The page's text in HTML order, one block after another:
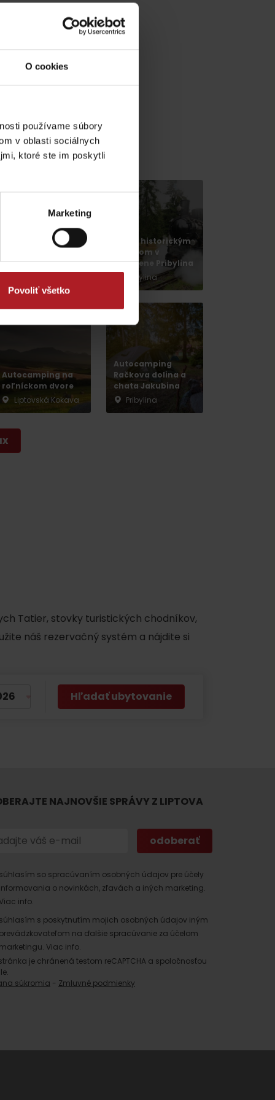
O cookies
používame súbory
v oblasti sociálnych
ktoré ste im poskytli
Marketing
Povoliť všetko
found for this source.
gh blízkosti:
Pribylina, Múzeum
liptovskej dediny –
stanica
Jazda historickým
vláčikom v
Skanzene Pribylina
Pribylina
Autocamping na
roľníckom dvore
Liptovská Kokava
Autocamping
Račkova dolina a
chata Jakubina
Pribylina
Tatier, stovky turistických chodníkov,
náš rezervačný systém a nájdite si
Hľadať ubytovanie
NAJNOVŠIE SPRÁVY Z LIPTOVA
so spracúvaním osobných údajov pre účely
o novinkách, zľavách a iných marketing.
info.
s poskytnutím mojich osobných údajov iným
na ďalšie spracúvanie za účelom
Viac info.
je chránená testom reCAPTCHA a spoločnosťou
súkromia - Zmluvné podmienky